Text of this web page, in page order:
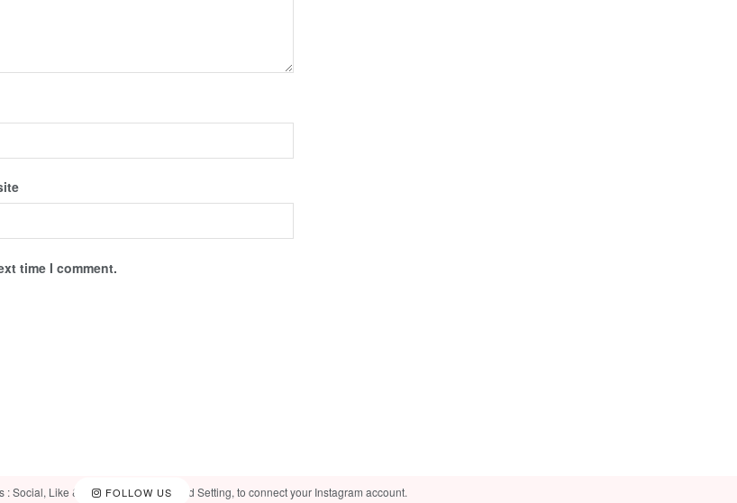
time I comment.
FOLLOW US
: Social, Like & View > Instagram Feed Setting, to connect your Instagram account.